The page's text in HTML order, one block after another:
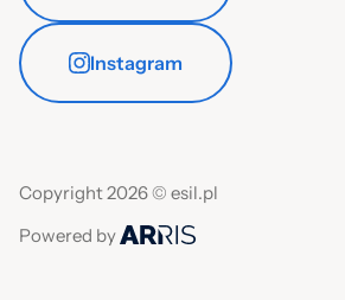
Instagram
Copyright 2026 © esil.pl
Powered by